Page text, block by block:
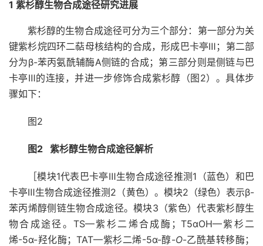
1 紫杉醇生物合成途径研究进展
紫杉醇的生物合成途径可分为三个部分：第一部分为关
键紫杉烷四环二萜母核结构的合成，形成巴卡亭Ⅲ；第二部
分为β-苯丙氨酰辅酶A侧链的合成；第三部分则是侧链与巴
卡亭Ⅲ的连接，并进一步修饰合成紫杉醇（图2）。具体步
骤如下：
图2
图2 紫杉醇生物合成途径解析
［模块1代表巴卡亭Ⅲ生物合成途径推测1（蓝色）和巴
卡亭Ⅲ生物合成途径推测2（黄色）。模块2（绿色）表示β-
苯丙烯醇侧链生物合成途径。模块3（紫色）代表紫杉醇生
物合成途径。TS—紫杉二烯合成酶；T5αOH—紫杉二
烯-5α-羟化酶；TAT—紫杉二烯-5α-醇-O-乙酰基转移酶；